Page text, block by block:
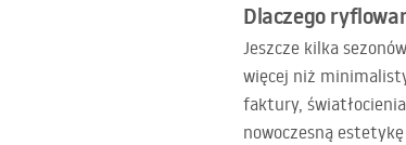
Dlaczego
Jeszcze kilka
więcej niż
faktury,
nowoczesną